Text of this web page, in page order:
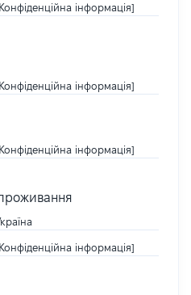
інформація]
інформація]
інформація]
інформація]